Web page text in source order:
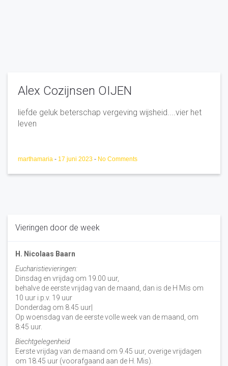
Alex Cozijnsen OIJEN
liefde geluk beterschap vergeving wijsheid....vier het
leven
marthamaria - 17 juni 2023 - No Comments
Vieringen door de week
H. Nicolaas Baarn
Eucharistievieringen:
Dinsdag en vrijdag om 19.00 uur,
behalve de eerste vrijdag van de maand, dan is de H Mis om
10 uur i.p.v. 19 uur
Donderdag om 8.45 uur|
Op woensdag van de eerste volle week van de maand, om
8:45 uur.
Biechtgelegenheid
Eerste vrijdag van de maand om 9.45 uur, overige vrijdagen
om 18.45 uur (voorafgaand aan de H. Mis).